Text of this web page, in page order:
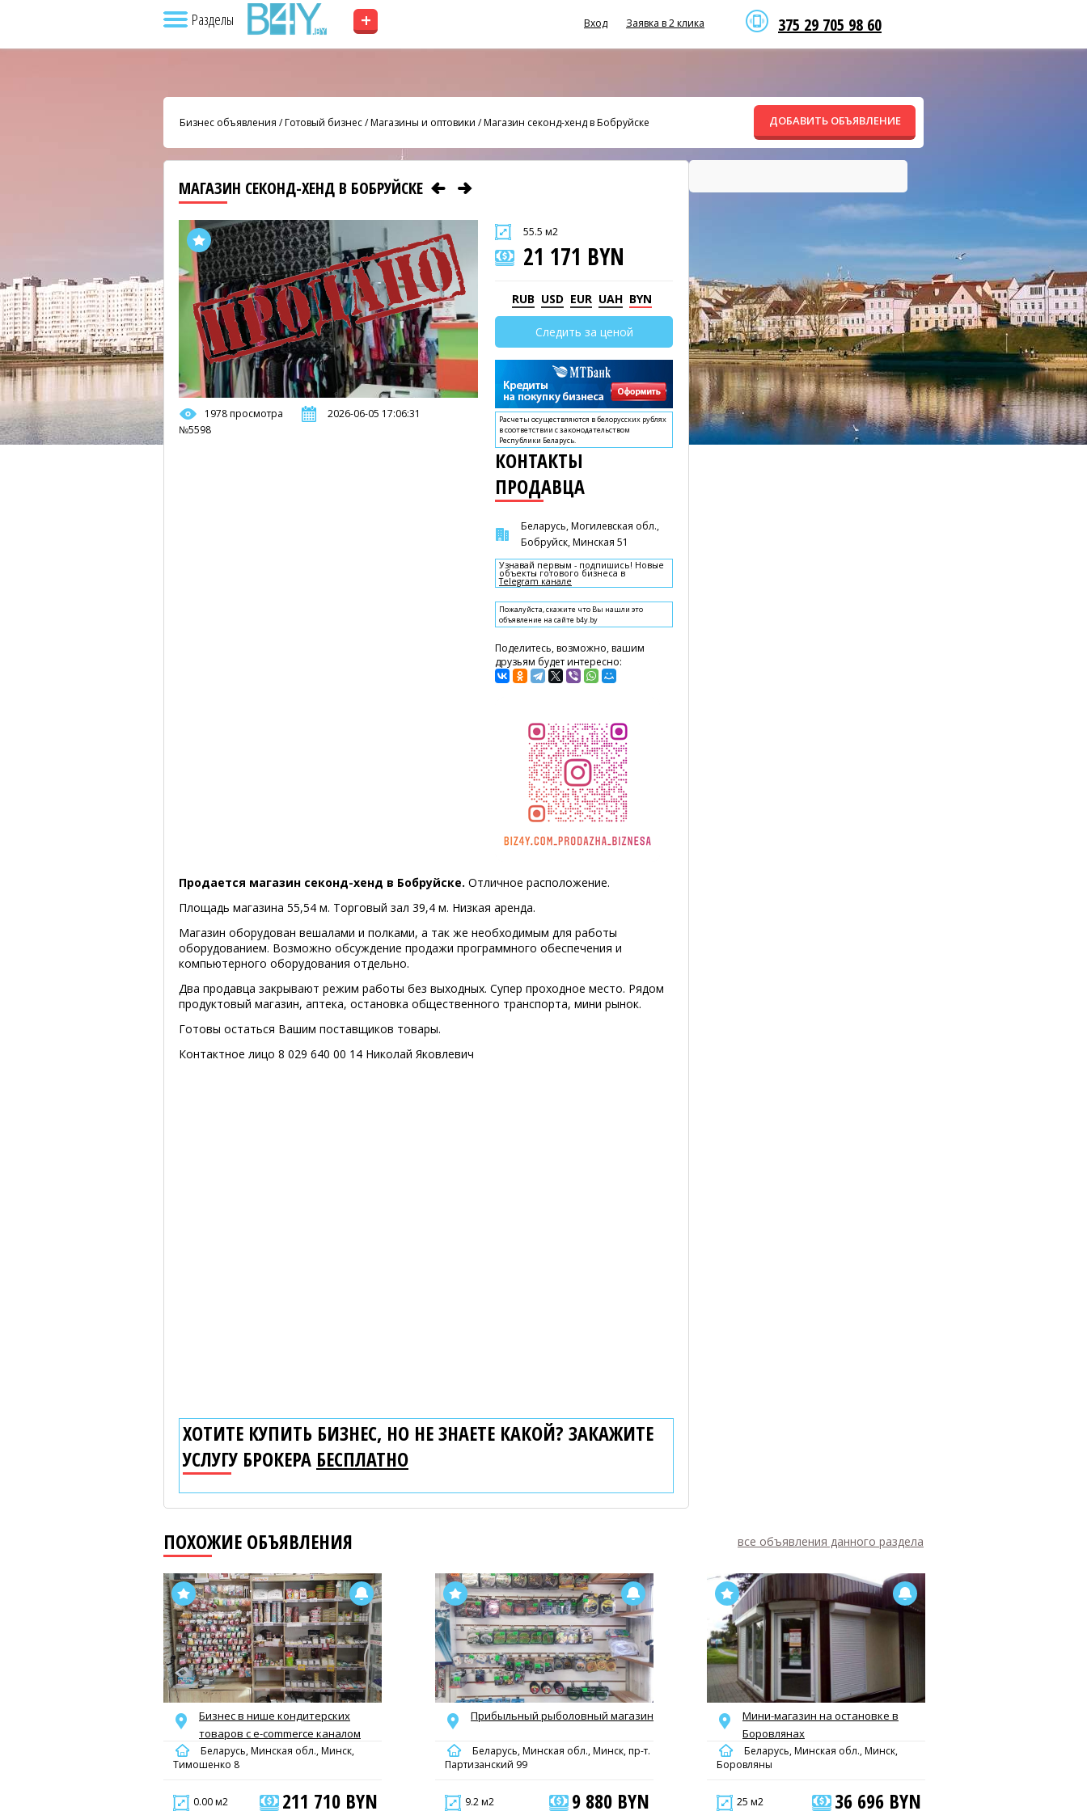
Разделы + 375 29 705 98 60
Вход Заявка в 2 клика
Бизнес объявления /Готовый бизнес/Магазины и оптовики /Магазин секонд-хенд в Бобруйске ДОБАВИТЬ ОБЪЯВЛЕНИЕ
МАГАЗИН СЕКОНД-ХЕНД В БОБРУЙСКЕ
1978 просмотра
2026-06-05 17:06:31
№5598
55.5 м2
21 171 BYN
RUB USD EUR UAH BYN
Следить за ценой
Расчеты осуществляются в белорусских рублях
в соответствии с законодательством
Республики Беларусь.
КОНТАКТЫ
ПРОДАВЦА
Беларусь, Могилевская обл.,
Бобруйск, Минская 51
Узнавай первым - подпишись! Новые
объекты готового бизнеса в
Telegram канале
Пожалуйста, скажите что Вы нашли это
объявление на сайте b4y.by
Поделитесь, возможно, вашим
друзьям будет интересно:
Продается магазин секонд-хенд в Бобруйске. Отличное расположение.
Площадь магазина 55,54 м. Торговый зал 39,4 м. Низкая аренда.
Магазин оборудован вешалами и полками, а так же необходимым для работы
оборудованием. Возможно обсуждение продажи программного обеспечения и
компьютерного оборудования отдельно.
Два продавца закрывают режим работы без выходных. Супер проходное место. Рядом
продуктовый магазин, аптека, остановка общественного транспорта, мини рынок.
Готовы остаться Вашим поставщиков товары.
Контактное лицо 8 029 640 00 14 Николай Яковлевич
ХОТИТЕ КУПИТЬ БИЗНЕС, НО НЕ ЗНАЕТЕ КАКОЙ? ЗАКАЖИТЕ
УСЛУГУ БРОКЕРА БЕСПЛАТНО
ПОХОЖИЕ ОБЪЯВЛЕНИЯ все объявления данного раздела
Бизнес в нише кондитерских
товаров с e-commerce каналом
Беларусь, Минская обл., Минск,
Тимошенко 8
0.00 м2 211 710 BYN
Прибыльный рыболовный магазин
Беларусь, Минская обл., Минск, пр-т.
Партизанский 99
9.2 м2 9 880 BYN
Мини-магазин на остановке в
Боровлянах
Беларусь, Минская обл., Минск,
Боровляны
25 м2 36 696 BYN